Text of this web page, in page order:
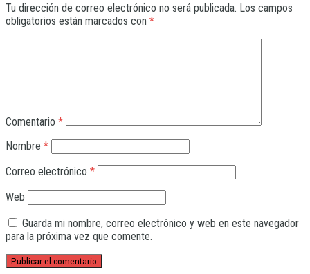
Tu dirección de correo electrónico no será publicada. Los campos
obligatorios están marcados con *
Comentario *
Nombre *
Correo electrónico *
Web
Guarda mi nombre, correo electrónico y web en este navegador
para la próxima vez que comente.